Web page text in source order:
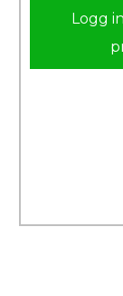
Logg